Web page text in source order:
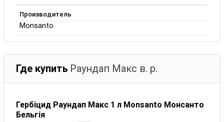
Производитель
Monsanto
Где купить Раундап Макс в. р.
Гербіцид Раундап Макс 1 л Monsanto Монсанто
Бельгія